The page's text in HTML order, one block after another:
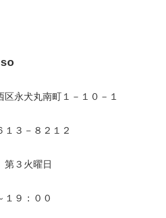
永犬丸南町１－１０－１
３－８２１２
３火曜日
９：００